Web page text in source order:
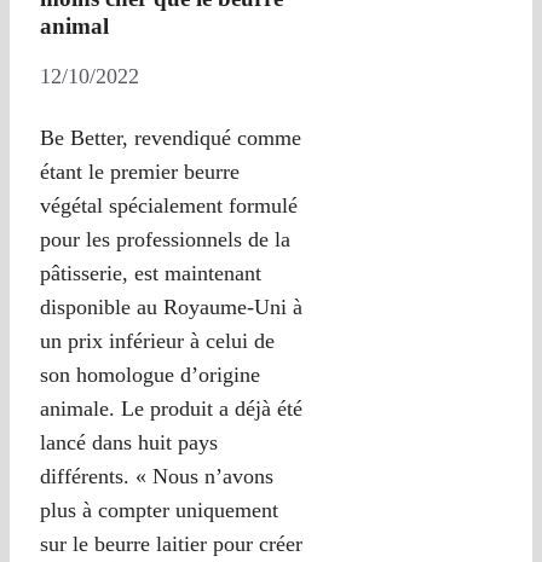
animal
12/10/2022
Be Better, revendiqué comme
étant le premier beurre
végétal spécialement formulé
pour les professionnels de la
pâtisserie, est maintenant
disponible au Royaume-Uni à
un prix inférieur à celui de
son homologue d’origine
animale. Le produit a déjà été
lancé dans huit pays
différents. « Nous n’avons
plus à compter uniquement
sur le beurre laitier pour créer